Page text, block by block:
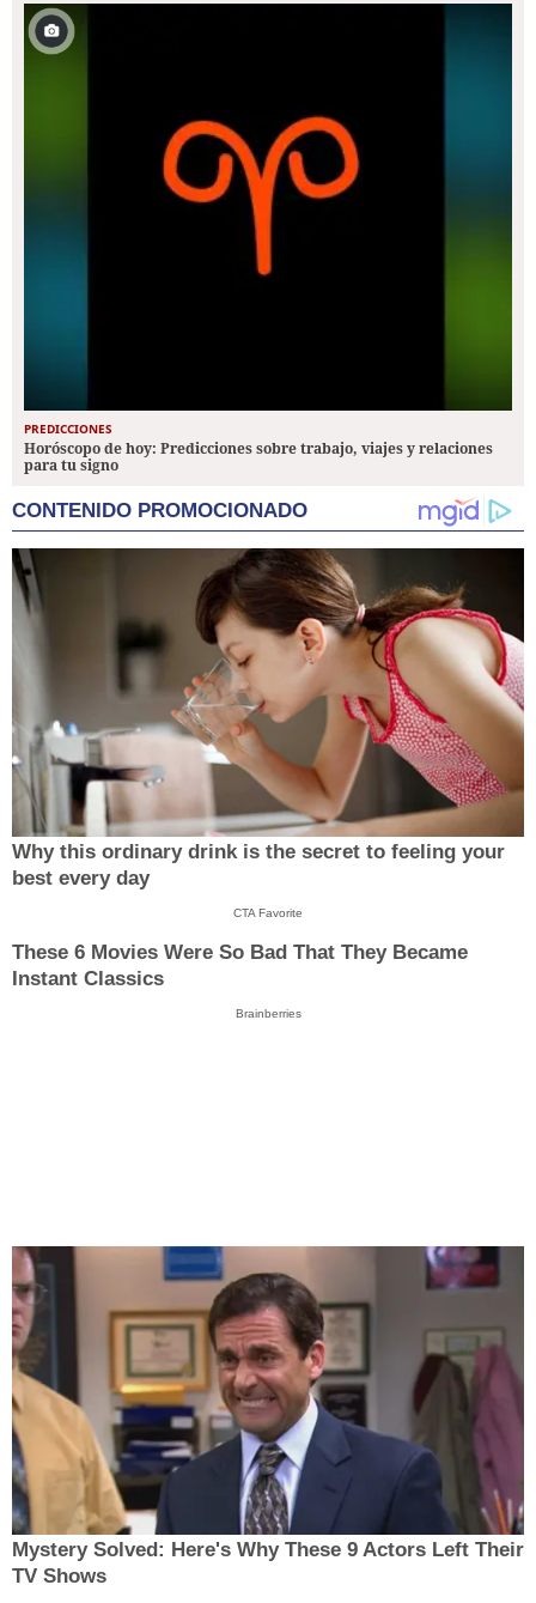
PREDICCIONES
Horóscopo de hoy: Predicciones sobre trabajo, viajes y relaciones
para tu signo
CONTENIDO PROMOCIONADO
Why this ordinary drink is the secret to feeling your
best every day
CTA Favorite
These 6 Movies Were So Bad That They Became
Instant Classics
Brainberries
Mystery Solved: Here's Why These 9 Actors Left Their
TV Shows